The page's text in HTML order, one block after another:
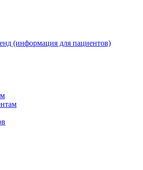
(информация для пациентов)